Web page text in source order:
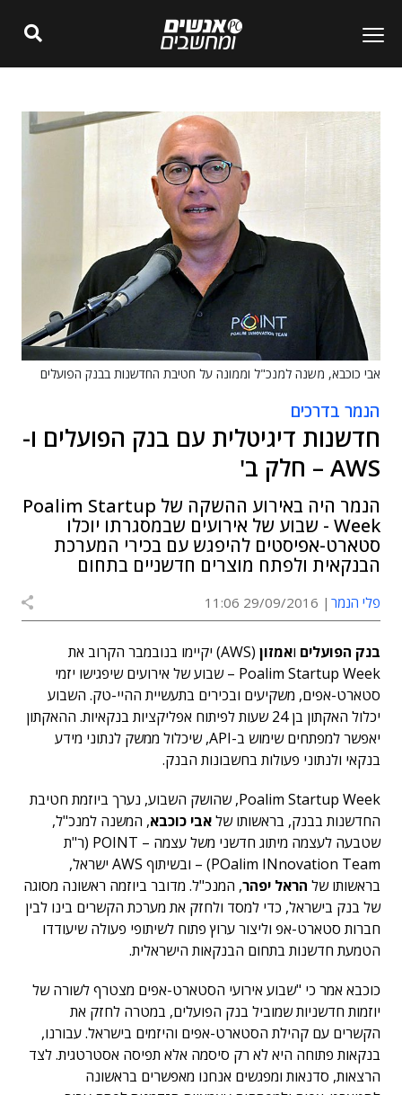
אבי כוכבא, משנה למנכ"ל וממונה על חטיבת החדשנות בבנק הפועלים
הנמר בדרכים
חדשנות דיגיטלית עם בנק הפועלים ו-
AWS – חלק ב'
הנמר היה באירוע ההשקה של Poalim Startup
Week - שבוע של אירועים שבמסגרתו יוכלו
סטארט-אפיסטים להיפגש עם בכירי המערכת
הבנקאית ולפתח מוצרים חדשניים בתחום
פלי הנמר 29/09/2016 11:06
בנק הפועלים ואמזון
(AWS) יקיימו בנובמבר הקרוב את
Poalim Startup Week – שבוע של אירועים שיפגישו יזמי
סטארט-אפים, משקיעים ובכירים בתעשיית ההיי-טק. השבוע
יכלול האקתון בן 24 שעות לפיתוח אפליקציות בנקאיות. ההאקתון
יאפשר למפתחים שימוש ב-API, שיכלול ממשק לנתוני מידע
בנקאי ולנתוני פעולות בחשבונות הבנק.
Poalim Startup Week, שהושק השבוע, נערך ביוזמת חטיבת
החדשנות בבנק, בראשותו שלאבי כוכבא, המשנה למנכ"ל,
שטבעה לעצמה מיתוג חדשני משל עצמה – POINT (ר"ת
POalim INnovation Team) – ובשיתוף AWS ישראל,
בראשותו של הראל יפהר, המנכ"ל. מדובר ביוזמה ראשונה מסוגה
של בנק בישראל, כדי למסד ולחזק את מערכת הקשרים בינו לבין
חברות סטארט-אפ וליצור ערוץ פתוח לשיתופי פעולה שיעודדו
הטמעת חדשנות בתחום הבנקאות הישראלית.
כוכבא אמר כי "שבוע אירועי הסטארט-אפים מצטרף לשורה של
יוזמות חדשניות שמוביל בנק הפועלים, במטרה לחזק את
הקשרים עם קהילת הסטארט-אפים והיזמים בישראל. עבורנו,
בנקאות פתוחה היא לא רק סיסמה אלא תפיסה אסטרטגית. לצד
הרצאות, סדנאות ומפגשים אנחנו מאפשרים בראשונה